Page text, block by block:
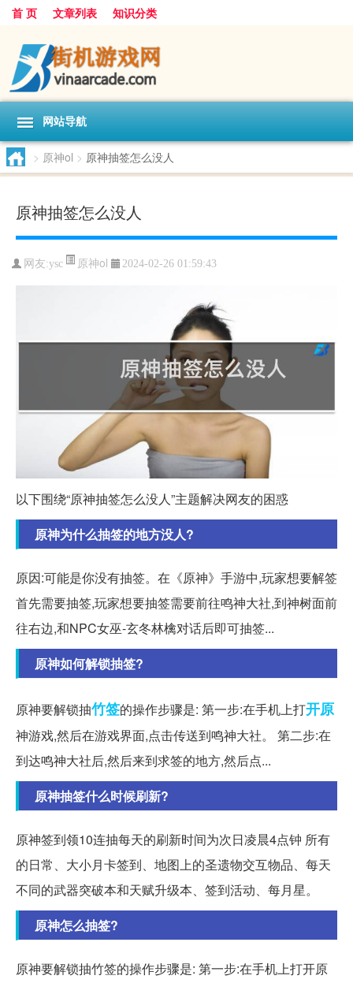
首 页 文章列表 知识分类
网站导航
> 原神ol > 原神抽签怎么没人
原神抽签怎么没人
网友:ysc 原神ol 2024-02-26 01:59:43
以下围绕“原神抽签怎么没人”主题解决网友的困惑
原神为什么抽签的地方没人?
原因:可能是你没有抽签。在《原神》手游中,玩家想要解签
首先需要抽签,玩家想要抽签需要前往鸣神大社,到神树面前
往右边,和NPC女巫-玄冬林檎对话后即可抽签...
原神如何解锁抽签?
原神要解锁抽竹签的操作步骤是: 第一步:在手机上打开原
神游戏,然后在游戏界面,点击传送到鸣神大社。 第二步:在
到达鸣神大社后,然后来到求签的地方,然后点...
原神抽签什么时候刷新?
原神签到领10连抽每天的刷新时间为次日凌晨4点钟 所有
的日常、大小月卡签到、地图上的圣遗物交互物品、每天
不同的武器突破本和天赋升级本、签到活动、每月星。
原神怎么抽签?
原神要解锁抽竹签的操作步骤是: 第一步:在手机上打开原